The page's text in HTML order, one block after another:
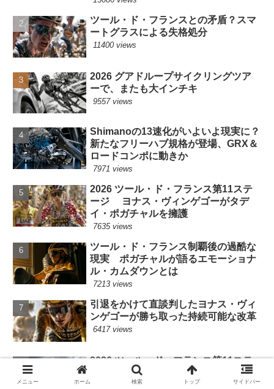
ツール・ド・フランスとの矛盾？スマ
ートグラスによる失格処分
11400 views
2026 グアドループサイクリングツア
ーで、またも大インチキ
9557 views
Shimanoの13速化がいよいよ現実に？
新たなフリーハブ規格が登場、GRX＆
ロードコンポに動きか
7971 views
2026 ツール・ド・フランス第11ステ
ージ ヨナス・ヴィンゲゴーがタデ
イ・ポガチャルを擁護
7635 views
ツール・ド・フランス制覇後の過酷な
現実 ポガチャルが語るエモーショナ
ル・カムダウンとは
7213 views
引退をかけて直談判したヨナス・ヴィ
ンゲゴーが勝ち取った持続可能な改革
6417 views
2026 ツール・ド・フランス第11ステ
ージ ヨナス・ヴィンゲゴーは何故追
わなかったのか?
メニュー ホーム 検索 トップ サイドバー